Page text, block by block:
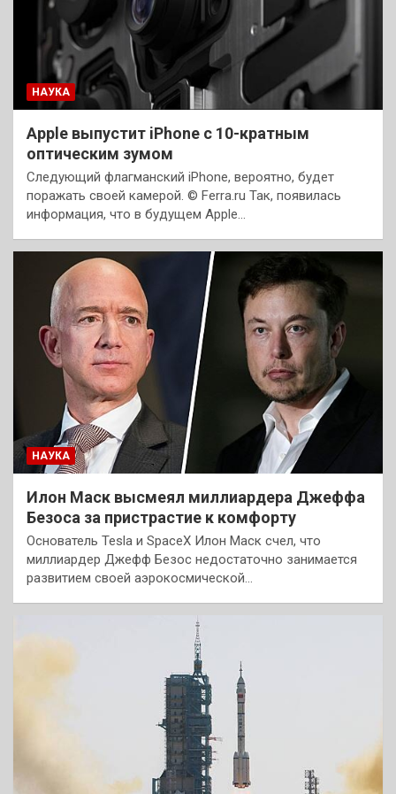
НАУКА
Apple выпустит iPhone с 10-кратным
оптическим зумом
Следующий флагманский iPhone, вероятно, будет
поражать своей камерой. © Ferra.ru Так, появилась
информация, что в будущем Apple…
НАУКА
Илон Маск высмеял миллиардера Джеффа
Безоса за пристрастие к комфорту
Основатель Tesla и SpaceX Илон Маск счел, что
миллиардер Джефф Безос недостаточно занимается
развитием своей аэрокосмической…